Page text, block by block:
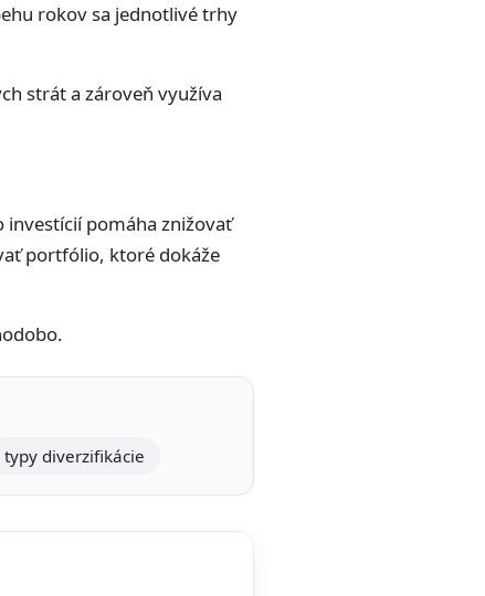
rokov sa jednotlivé trhy
strát a zároveň využíva
investícií pomáha znižovať
portfólio, ktoré dokáže
typy diverzifikácie